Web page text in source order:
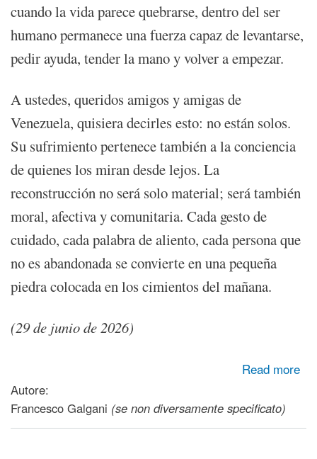
cuando la vida parece quebrarse, dentro del ser
humano permanece una fuerza capaz de levantarse,
pedir ayuda, tender la mano y volver a empezar.
A ustedes, queridos amigos y amigas de
Venezuela, quisiera decirles esto: no están solos.
Su sufrimiento pertenece también a la conciencia
de quienes los miran desde lejos. La
reconstrucción no será solo material; será también
moral, afectiva y comunitaria. Cada gesto de
cuidado, cada palabra de aliento, cada persona que
no es abandonada se convierte en una pequeña
piedra colocada en los cimientos del mañana.
(29 de junio de 2026)
Read more
about Mi mensaje a Venezuela después de los terremotos
Autore:
Francesco Galgani (se non diversamente specificato)